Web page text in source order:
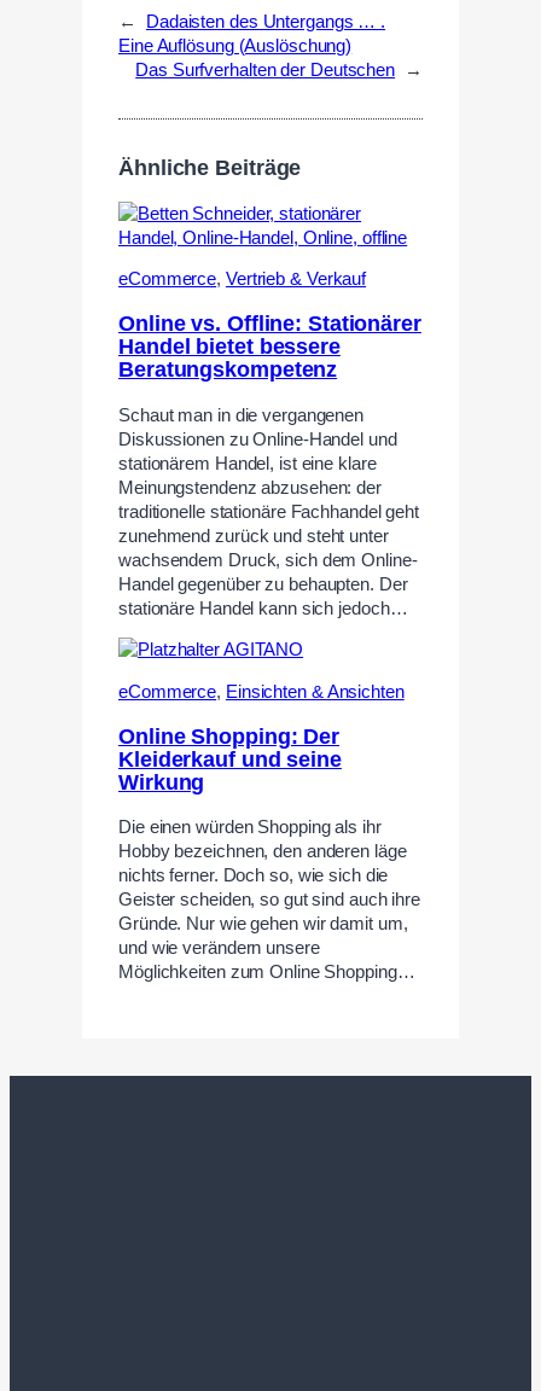
←
Dadaisten des Untergangs … .
Eine Auflösung (Auslöschung)
Das Surfverhalten der Deutschen
→
Ähnliche Beiträge
eCommerce, Vertrieb & Verkauf
Online vs. Offline: Stationärer
Handel bietet bessere
Beratungskompetenz
Schaut man in die vergangenen
Diskussionen zu Online-Handel und
stationärem Handel, ist eine klare
Meinungstendenz abzusehen: der
traditionelle stationäre Fachhandel geht
zunehmend zurück und steht unter
wachsendem Druck, sich dem Online-
Handel gegenüber zu behaupten. Der
stationäre Handel kann sich jedoch…
eCommerce, Einsichten & Ansichten
Online Shopping: Der
Kleiderkauf und seine
Wirkung
Die einen würden Shopping als ihr
Hobby bezeichnen, den anderen läge
nichts ferner. Doch so, wie sich die
Geister scheiden, so gut sind auch ihre
Gründe. Nur wie gehen wir damit um,
und wie verändern unsere
Möglichkeiten zum Online Shopping…